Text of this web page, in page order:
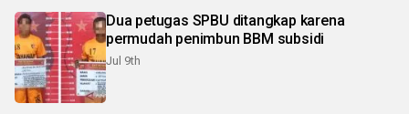
Dua petugas SPBU ditangkap karena
permudah penimbun BBM subsidi
Jul 9th